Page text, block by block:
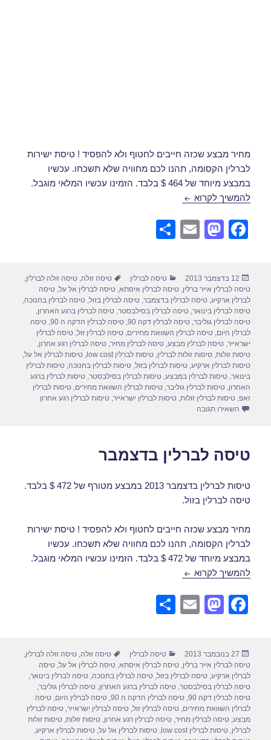
מחיר מבצע שכזה חייבים לחטוף ולא להפסיד ! טיסת ישירות
לברלין הקסומה, תהנו לכם מחוויה שלא תשכחו. עכשיו
במבצע מיוחד של 464 $ בלבד. הזמינו עכשיו המלאי מוגבל.
להמשיך לקרוא טיסות לברלין בדצמבר
F
e
b
o
o
k
M
o
d
o
n
E
e
פורסם
בתאריך
12 בדצמבר 2013 קטגוריות
טיסה לברלין תגיות
טיסה זולה,טיסה זולה לברלין,
טיסה לברלין אייר ברלין,טיסה לברלין איסתא,טיסה לברלין אל על,טיסה
לברלין ארקיע,טיסה לברלין בדצמבר,טיסה לברלין בזול,טיסה לברלין בחנוכה,
טיסה לברלין בינואר,טיסה לברלין בסילבסטר,טיסה לברלין ברגע האחרון,
טיסה לברלין גוליבר,טיסה לברלין דקה 90 ,טיסה לברלין הדקה ה 90 ,טיסה
לברלין היום,טיסה לברלין השוואת מחירים,טיסה לברלין זול,טיסה לברלין
ישראייר,טיסה לברלין מבצע,טיסה לברלין מחיר,טיסה לברלין רגע אחרון,
טיסות זולות,טיסות זולות לברלין,טיסות לברלין low cost ,טיסות לברלין אל על,
טיסות לברלין ארקיע,טיסות לברלין בזול,טיסות לברלין בחנוכה,טיסות לברלין
בינואר,טיסות לברלין במבצע,טיסות לברלין בסילבסטר,טיסות לברלין ברגע
האחרון,טיסות לברלין גוליבר,טיסות לברלין השוואת מחירים,טיסות לברלין
זאפ,טיסות לברלין זולות,טיסות לברלין ישראייר,טיסות לברלין רגע אחרון
השאירו תגובה
טיסה לברלין בדצמבר
טיסות לברלין בדצמבר 2013 במבצע מטורף של 472 $ בלבד.
טיסה לברלין בזול.
מחיר מבצע שכזה חייבים לחטוף ולא להפסיד ! טיסת ישירות
לברלין הקסומה, תהנו לכם מחוויה שלא תשכחו. עכשיו
במבצע מיוחד של 472 $ בלבד. הזמינו עכשיו המלאי מוגבל.
להמשיך לקרוא טיסה לברלין בדצמבר
F
e
b
o
o
M
o
d
o
n
E
e
פורסם
בתאריך
27 בנובמבר 2013 קטגוריות
טיסה לברלין תגיות
טיסה זולה ,טיסה זולה לברלין
טיסה לברלין אייר ברלין ,טיסה לברלין איסתא ,טיסה לברלין אל על ,טיסה
לברלין ארקיע ,טיסה לברלין בזול ,טיסה לברלין בחנוכה ,טיסה לברלין בינואר
טיסה לברלין בסילבסטר ,טיסה לברלין ברגע האחרון ,טיסה לברלין גוליבר
טיסה לברלין דקה 90
,טיסה לברלין הדקה ה 90 ,טיסה לברלין היום ,טיסה
לברלין השוואת מחירים ,טיסה לברלין זול ,טיסה לברלין ישראייר ,טיסה לברלין
מבצע ,טיסה לברלין מחיר ,טיסה לברלין רגע אחרון ,טיסות זולות ,טיסות זולות
לברלין ,טיסות לברלין low cost ,טיסות לברלין אל על ,טיסות לברלין ארקיע